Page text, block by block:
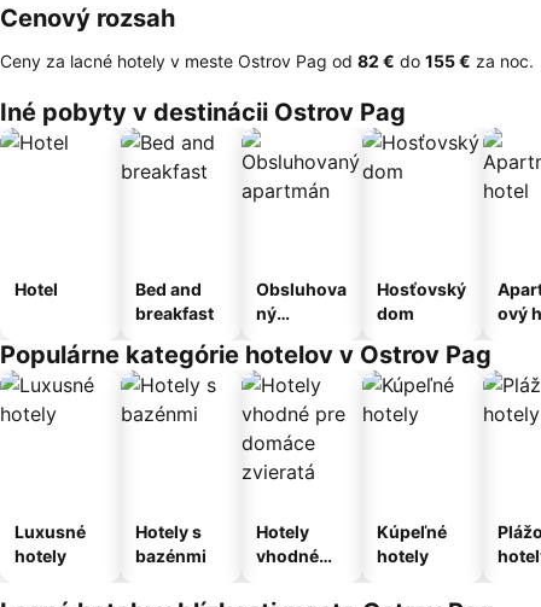
Cenový rozsah
Ceny za lacné hotely v meste Ostrov Pag od ‎82 € do ‎155 € za noc.
Iné pobyty v destinácii Ostrov Pag
Hotel
Bed and
breakfast
Obsluhova
ný
Hosťovský
dom
ový
Populárne kategórie hotelov v Ostrov Pag
Luxusné
hotely
Hotely s
bazénmi
Hotely
vhodné
Kúpeľné
hotely